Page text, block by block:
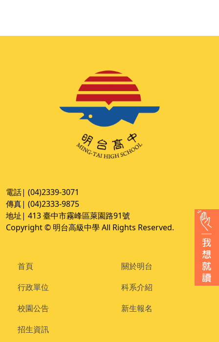
電話| (04)2339-3071
傳真| (04)2333-9875
地址| 413 臺中市霧峰區萊園路91號
Copyright © 明台高級中學 All Rights Reserved.
首頁
關於明台
行政單位
科系介紹
校園公告
新生報名
招生資訊